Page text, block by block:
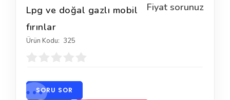
Fiyat sorunuz
Lpg ve doğal gazlı mobil
fırınlar
Ürün Kodu: 325
SORU SOR